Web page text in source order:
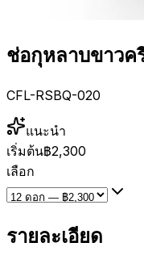
ช่อกุหลาบขาว
CFL-RSBQ-020
แนะนำ
เริ่มต้น฿2,300
เลือก
รายละเอียด